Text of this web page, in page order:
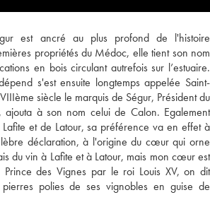
est ancré au plus profond de l'histoire
propriétés du Médoc, elle tient son nom
en bois circulant autrefois sur l’estuaire.
s'est ensuite longtemps appelée Saint-
siècle le marquis de Ségur, Président du
ajouta à son nom celui de Calon. Egalement
et de Latour, sa préférence va en effet à
déclaration, à l'origine du cœur qui orne
du vin à Lafite et à Latour, mais mon cœur est
des Vignes par le roi Louis XV, on dit
polies de ses vignobles en guise de